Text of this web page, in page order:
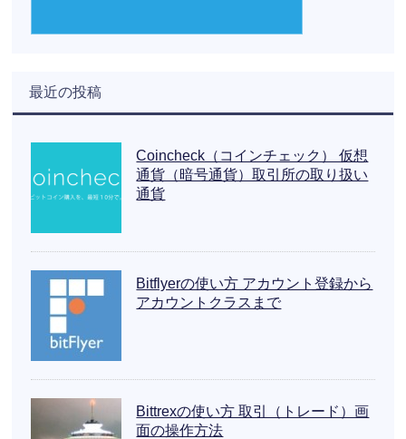
最近の投稿
Coincheck（コインチェック） 仮想
通貨（暗号通貨）取引所の取り扱い
通貨
Bitflyerの使い方 アカウント登録から
アカウントクラスまで
Bittrexの使い方 取引（トレード）画
面の操作方法